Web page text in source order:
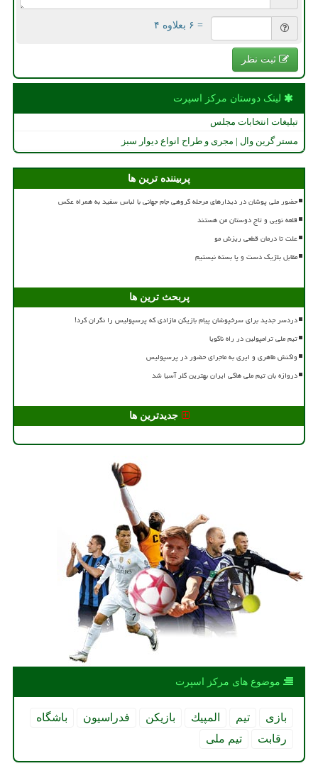
= ۶ بعلاوه ۴
ثبت نظر
لینک دوستان مركز اسپرت
تبلیغات انتخابات مجلس
مستر گرین وال | مجری و طراح انواع دیوار سبز
پربیننده ترین ها
حضور ملی پوشان در دیدارهای مرحله گروهی جام جهانی با لباس سفید به همراه عکس
قلعه نویی و تاج دوستان من هستند
علت تا درمان قطعی ریزش مو
مقابل بلژیک دست و پا بسته نیستیم
پربحث ترین ها
دردسر جدید برای سرخپوشان پیام بازیکن مازادی که پرسپولیس را نگران کرد!
تیم ملی ترامپولین در راه ناگویا
واکنش طاهری و ایری به ماجرای حضور در پرسپولیس
دروازه بان تیم ملی هاکی ایران بهترین گلر آسیا شد
جدیدترین ها
موضوع های مركز اسپرت
بازی تیم المپیك بازیكن فدراسیون
باشگاه
رقابت
تیم ملی